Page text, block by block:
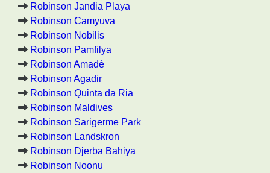
Robinson Jandia Playa
Robinson Camyuva
Robinson Nobilis
Robinson Pamfilya
Robinson Amadé
Robinson Agadir
Robinson Quinta da Ria
Robinson Maldives
Robinson Sarigerme Park
Robinson Landskron
Robinson Djerba Bahiya
Robinson Noonu